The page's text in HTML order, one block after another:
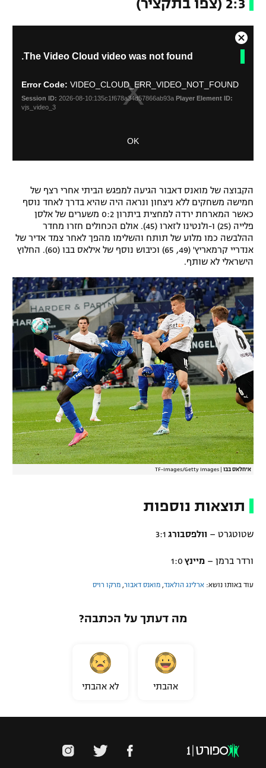
2:3 (צפו בתקציר)
w
i
n
d
o
w
.
The Video Cloud video was not found.
Error Code: VIDEO_CLOUD_ERR_VIDEO_NOT_FOUND
Session ID: 2026-08-10:135c1f678a34d57866ab93a Player Element ID:
vjs_video_3
OK
C
s
a
o
g
הקבוצה של מואנס דאבור הגיעה למפגש הביתי אחרי רצף של
חמישה משחקים ללא ניצחון ונראה היה שהיא בדרך לאחד נוסף
כאשר המארחת ירדה למחצית ביתרון 0:2 משערים של אלסן
פלייה (25) ו-ולנטינו לזארו (45). אולם הכחולים חזרו מחדר
ההלבשה כמו מלוע של תותח והשלימו מהפך לאחר צמד אדיר של
אנדריי קרמאריץ' (49, 65) וכיבוש נוסף של אילאס בבו (60). החלוץ
הישראלי לא שותף.
איחלאס בבו TF-Images/Getty Images
תוצאות נוספות
שטוטגרט – וולפסבורג 3:1
ורדר ברמן – מיינץ 1:0
עוד באותו נושא: ארלינג הולאנד מואנס דאבור מרקו רויס
מה דעתך על הכתבה?
אהבתי לא אהבתי